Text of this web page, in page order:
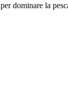
dominare la